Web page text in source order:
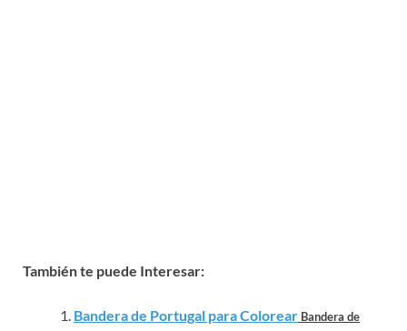
También te puede Interesar:
Bandera de Portugal para Colorear Bandera de